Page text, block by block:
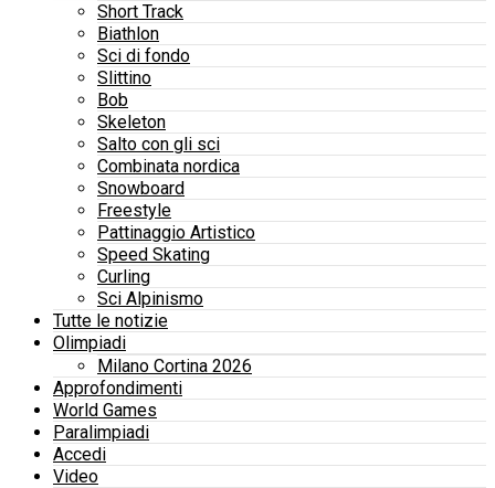
Short Track
Biathlon
Sci di fondo
Slittino
Bob
Skeleton
Salto con gli sci
Combinata nordica
Snowboard
Freestyle
Pattinaggio Artistico
Speed Skating
Curling
Sci Alpinismo
Tutte le notizie
Olimpiadi
Milano Cortina 2026
Approfondimenti
World Games
Paralimpiadi
Accedi
Video